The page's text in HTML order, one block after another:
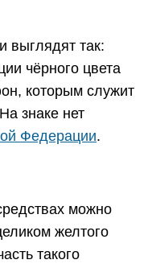
выглядят так:
чёрного цвета
которым служит
знаке нет
Федерации.
можно
желтого
такого